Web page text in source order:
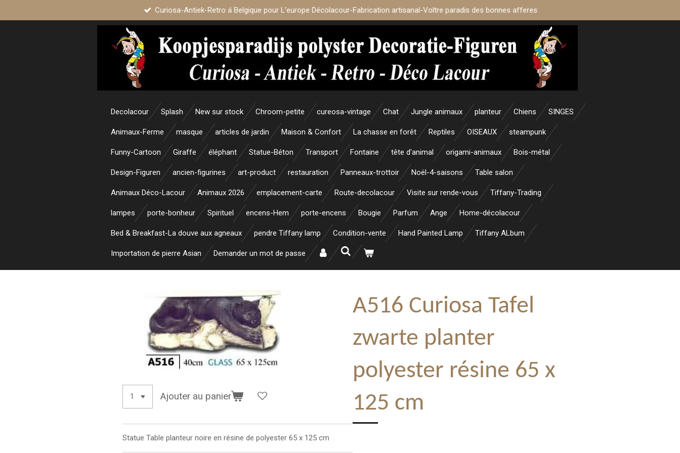
Curiosa-Antiek-Retro á Belgique pour L’europe Décolacour-Fabrication artisanal-Voltre paradis des bonnes afferes
Decolacour Splash New sur stock Chroom-petite cureosa-vintage Chat Jungle animaux planteur Chiens SINGES
Animaux-Ferme masque articles de jardin Maison & Confort La chasse en forêt Reptiles OISEAUX steampunk
Funny-Cartoon Giraffe éléphant Statue-Béton Transport Fontaine tête d'animal origami-animaux Bois-métal
Design-Figuren ancien-figurines art-product restauration Panneaux-trottoir Noël-4-saisons Table salon
Animaux Déco-Lacour Animaux 2026 emplacement-carte Route-decolacour Visite sur rende-vous Tiffany-Trading
lampes porte-bonheur Spirituel encens-Hem porte-encens Bougie Parfum Ange Home-décolacour
Bed & Breakfast-La douve aux agneaux pendre Tiffany lamp Condition-vente Hand Painted Lamp Tiffany ALbum
Importation de pierre Asian Demander un mot de passe
A516 Curiosa Tafel
zwarte planter
polyester résine 65 x
125 cm
Ajouter au panier
Statue Table planteur noire en résine de polyester 65 x 125 cm